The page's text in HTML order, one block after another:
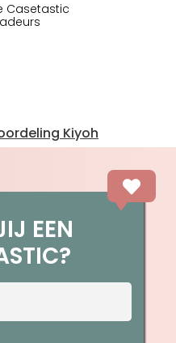
Casetastic
Kiyoh
EEN